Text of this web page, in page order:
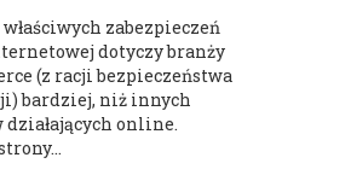
zabezpieczeń
dotyczy branży
(z racji bezpieczeństwa
bardziej, niż innych
online.